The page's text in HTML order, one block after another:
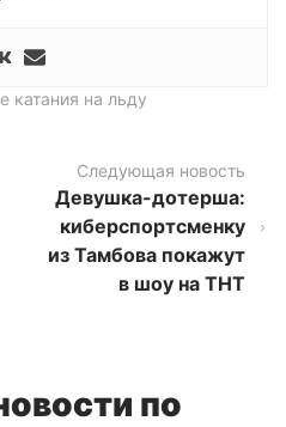
катания на льду
Следующая новость
Девушка-дотерша:
киберспортсменку
из Тамбова покажут
в шоу на ТНТ
по